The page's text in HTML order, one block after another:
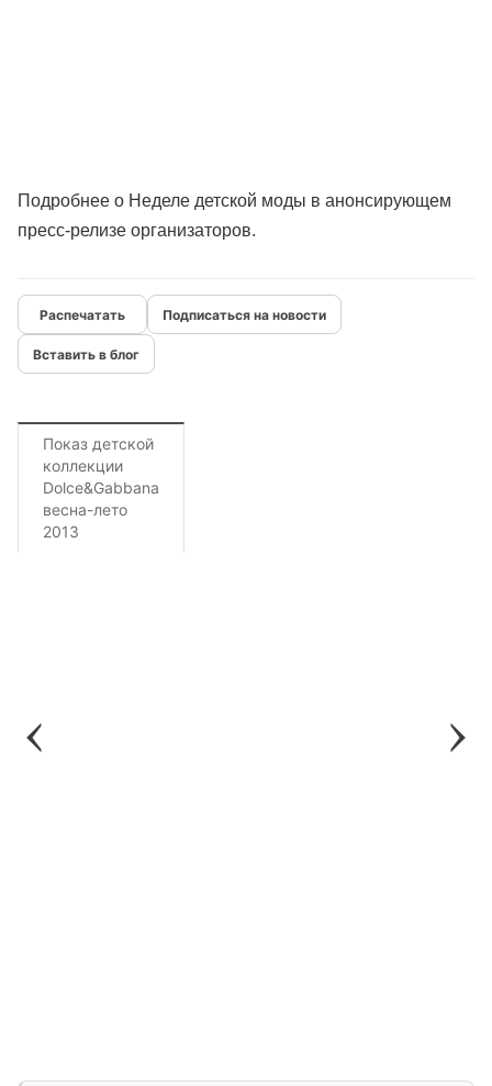
Подробнее о Неделе детской моды в анонсирующем
пресс-релизе организаторов.
Подписаться на новости
Вставить в блог
Показ детской
коллекции
Dolce&Gabbana
весна-лето
2013